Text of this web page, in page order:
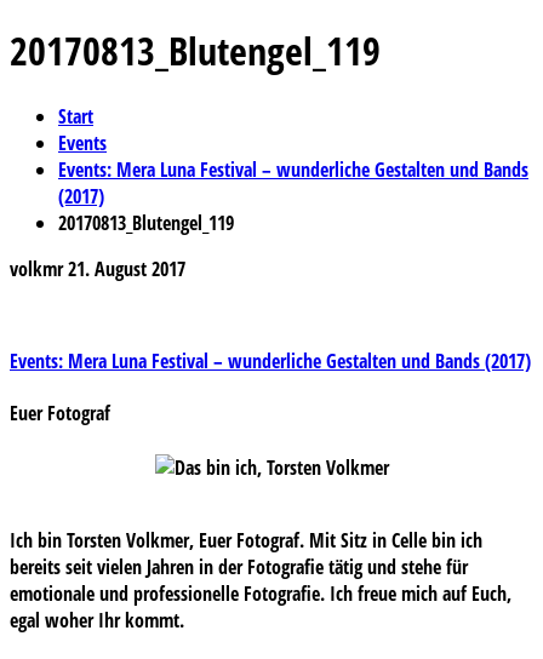
20170813_Blutengel_119
Start
Events
Events: Mera Luna Festival – wunderliche Gestalten und Bands
(2017)
20170813_Blutengel_119
volkmr21. August 2017
Beitragsnavigation
Events: Mera Luna Festival – wunderliche Gestalten und Bands (2017)
Euer Fotograf
Ich bin Torsten Volkmer, Euer Fotograf. Mit Sitz in Celle bin ich
bereits seit vielen Jahren in der Fotografie tätig und stehe für
emotionale und professionelle Fotografie. Ich freue mich auf Euch,
egal woher Ihr kommt.